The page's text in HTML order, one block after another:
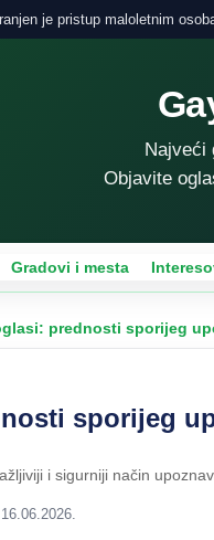
je pristup maloletnim
Najveći
Objavite
Gradovi i mesta
prednosti sporijeg
sporijeg
i sigurniji način